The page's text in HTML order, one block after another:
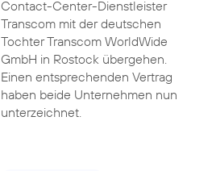
Contact-Center-Dienstleister
Transcom mit der deutschen
Tochter Transcom WorldWide
GmbH in Rostock übergehen.
Einen entsprechenden Vertrag
haben beide Unternehmen nun
unterzeichnet.